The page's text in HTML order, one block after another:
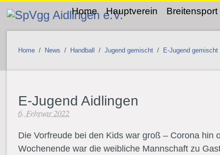
Home Hauptverein Breitensport
Home / News / Handball / Jugend gemischt / E-Jugend gemischt
E-Jugend Aidlingen
6. Februar 2022
Die Vorfreude bei den Kids war groß – Corona hin
Wochenende war die weibliche Mannschaft zu